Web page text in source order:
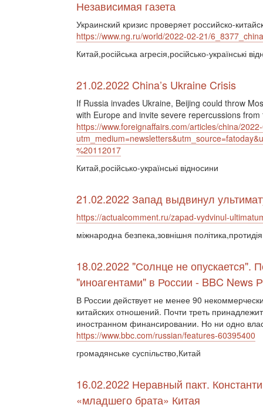
Независимая газета
Украинский кризис проверяет российско-
https://www.ng.ru/world/2022-02-21/
Китай,російська агресія,російсько-українські
21.02.2022 China’s Ukraine Crisis
If Russia invades Ukraine, Beijing could throw
with Europe and invite severe repercussions from
https://www.foreignaffairs.com/articles/china/
%20112017
Китай,російсько-українські відносини
21.02.2022 Запад выдвинул
https://actualcomment.ru/zapad-vydvinul-
міжнародна безпека,зовнішня
18.02.2022 "Солнце не опускается".
"иноагентами" в России - BBC News
В России действует не менее 90
китайских отношений. Почти треть
иностранном финансировании. Но ни одно
https://www.bbc.com/russian/features-60395400
громадянське суспільство,Китай
16.02.2022 Неравный пакт.
«младшего брата» Китая